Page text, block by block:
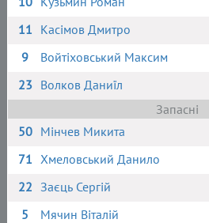
11 Касімов Дмитро
9
Войтіховський Максим
23 Волков Даниїл
Запасні
50 Мінчев Микита
71 Хмеловський Данило
22 Заєць Сергій
5
Мячин Віталій